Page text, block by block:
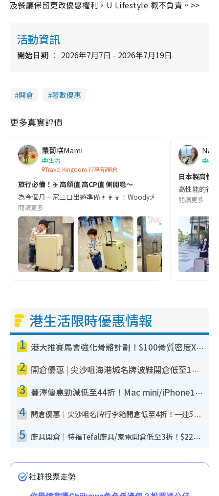
及餐廳保留更改優惠權利，U Lifestyle 概不負責。>>
活動資訊
開始日期 2026年7月7日 - 2026年7月19日
開倉 著數優惠
更多真實評價
蘿蔔糕Mami
生活
Travel Kingdom 行李箱開倉
旅行必備！✈️ 高顏值 高CP值 側開喼～
為今個月一家三口出遊準備👨‍👩‍👦！Woody大個仔喇～坐飛機
閱讀更多
日本製高性
高性能的行
閱讀更多
港生活限時優惠情報
1 港大推賽馬會強化骨骼計劃！$100骨質密度X光檢查 完成免費運動訓練送超市禮券！附參加資格
2 開倉優惠 | 尖沙咀海港城名牌波鞋開倉低至1折！On鞋$899起／Joy&Peace鞋履$98起
3 豐澤優惠勁減低至44折！Mac mini/iPhone17Pro大減價！廚房家電$220起
4 開倉優惠｜尖沙咀名牌行李箱開倉低至4折！一連5日 American Tourister/ace./Hallmark $200起！
5 廚具開倉｜特福Tefal廚具/家電開倉低至3折！$220起買平底鍋/炒鑊/湯煲！電飯煲/吸塵機/燙斗$418起